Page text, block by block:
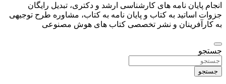
انجام پایان نامه های کارشناسی ارشد و دکتری، تبدیل رایگان
جزوات اساتید به کتاب و پایان نامه به کتاب، مشاوره طرح توجیهی
به کارآفرینان و نشر تخصصی کتاب های هوش مصنوعی
جستجو
جستجو